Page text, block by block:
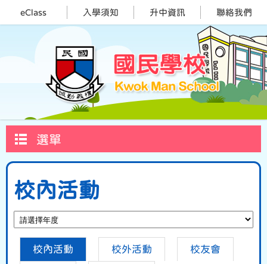
eClass 入學須知 升中資訊 聯絡我們
選單
校內活動
校內活動 校外活動 校友會